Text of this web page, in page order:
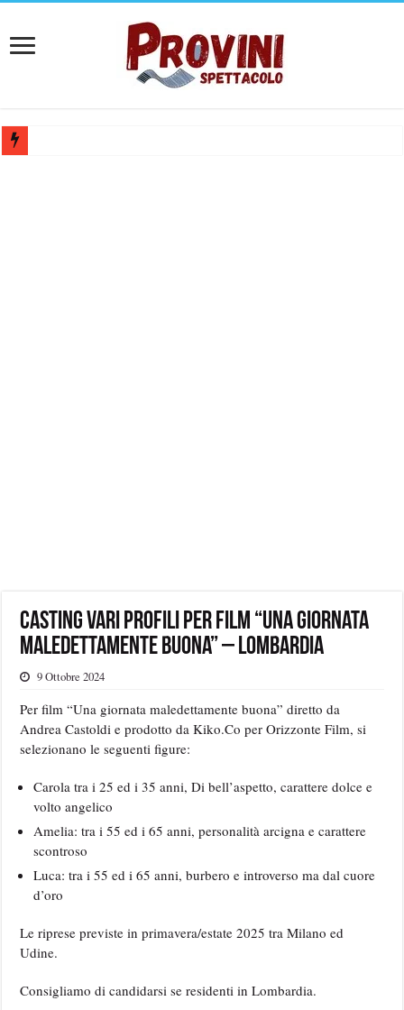
Casting vari profili per film “Una giornata
maledettamente buona” – Lombardia
9 Ottobre 2024
Per film “Una giornata maledettamente buona” diretto da
Andrea Castoldi e prodotto da Kiko.Co per Orizzonte Film, si
selezionano le seguenti figure:
Carola tra i 25 ed i 35 anni, Di bell’aspetto, carattere dolce e
volto angelico
Amelia: tra i 55 ed i 65 anni, personalità arcigna e carattere
scontroso
Luca: tra i 55 ed i 65 anni, burbero e introverso ma dal cuore
d’oro
Le riprese previste in primavera/estate 2025 tra Milano ed
Udine.
Consigliamo di candidarsi se residenti in Lombardia.